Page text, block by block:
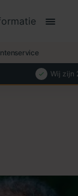
Wij zijn